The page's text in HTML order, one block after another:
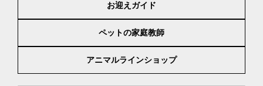
お迎えガイド
ペットの家庭教師
アニマルラインショップ